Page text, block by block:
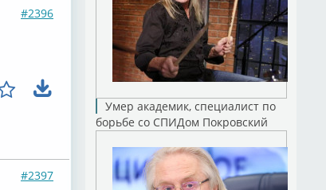
#2396
#2397
Умер академик, специалист по
борьбе со СПИДом Покровский